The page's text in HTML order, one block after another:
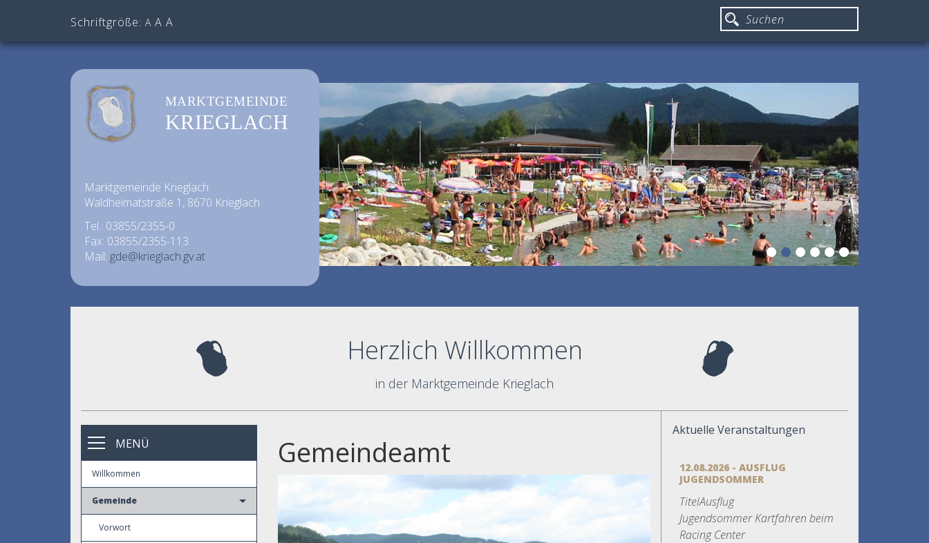
Schriftgröße: A A A
MARKTGEMEINDE
KRIEGLACH
Marktgemeinde Krieglach
Waldheimatstraße 1, 8670 Krieglach
Tel.: 03855/2355-0
Fax: 03855/2355-113
Mail: gde@krieglach.gv.at
Herzlich Willkommen
in der Marktgemeinde Krieglach
MENÜ
Willkommen
Gemeinde
Vorwort
Gemeindeamt
Aktuelle Veranstaltungen
12.08.2026 - AUSFLUG
JUGENDSOMMER
TitelAusflug
Jugendsommer Kartfahren beim
Racing Center